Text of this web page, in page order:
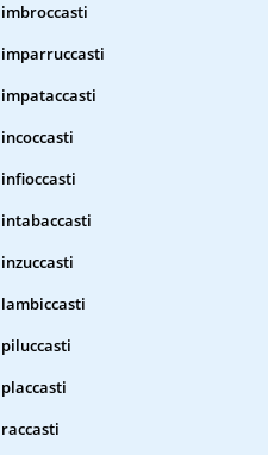
imbroccasti
imparruccasti
impataccasti
incoccasti
infioccasti
intabaccasti
inzuccasti
lambiccasti
piluccasti
placcasti
raccasti